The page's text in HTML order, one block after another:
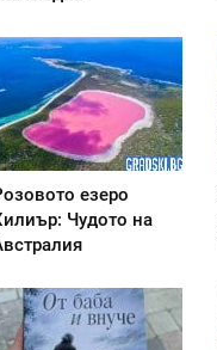
езеро
Чудото на